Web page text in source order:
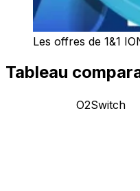
Les offres de 1&1
Tableau
O2Switch